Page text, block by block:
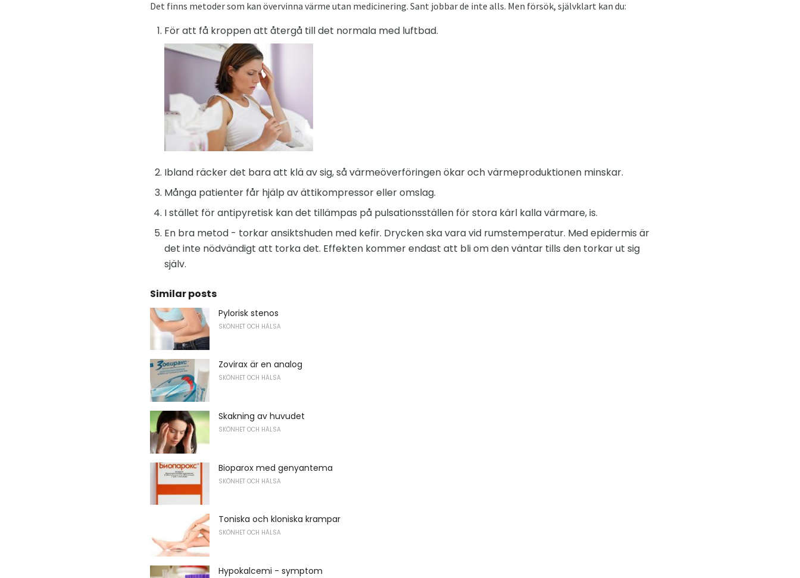
Det finns metoder som kan övervinna värme utan medicinering. Sant jobbar de inte alls. Men försök, självklart kan du:
För att få kroppen att återgå till det normala med luftbad.
Ibland räcker det bara att klä av sig, så värmeöverföringen ökar och värmeproduktionen minskar.
Många patienter får hjälp av ättikompressor eller omslag.
I stället för antipyretisk kan det tillämpas på pulsationsställen för stora kärl kalla värmare, is.
En bra metod - torkar ansiktshuden med kefir. Drycken ska vara vid rumstemperatur. Med epidermis är
det inte nödvändigt att torka det. Effekten kommer endast att bli om den väntar tills den torkar ut sig
själv.
Similar posts
Pylorisk stenos
SKÖNHET OCH HÄLSA
Zovirax är en analog
SKÖNHET OCH HÄLSA
Skakning av huvudet
SKÖNHET OCH HÄLSA
Bioparox med genyantema
SKÖNHET OCH HÄLSA
Toniska och kloniska krampar
SKÖNHET OCH HÄLSA
Hypokalcemi - symptom